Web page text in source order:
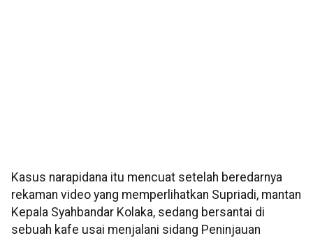
Kasus narapidana itu mencuat setelah beredarnya
rekaman video yang memperlihatkan Supriadi, mantan
Kepala Syahbandar Kolaka, sedang bersantai di
sebuah kafe usai menjalani sidang Peninjauan